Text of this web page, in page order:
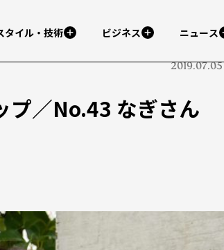
タイル・技術 ビジネス ニュース
2019.07.05
プ／No.43 なぎさん